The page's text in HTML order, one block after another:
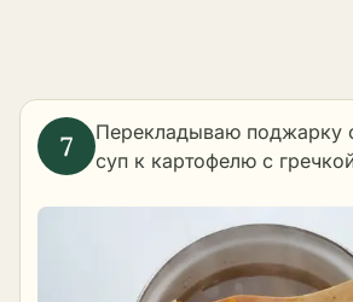
Перекладываю поджарку
суп к картофелю с